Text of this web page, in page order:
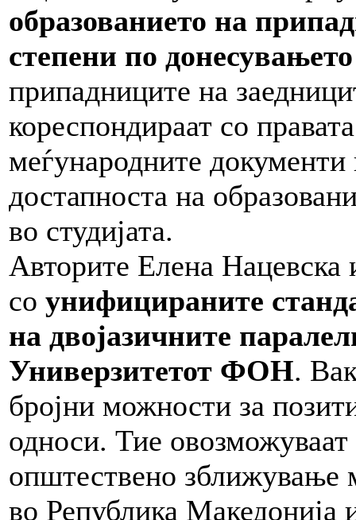
образованието на
степени по
припадниците на
кореспондираат со
меѓународните
достапноста на
во студијата.
Авторите Елена
со унифицираните
на двојазичните
Универзитетот ФОН.
бројни можности за
односи. Тие
општествено зближување
во Република Македонија